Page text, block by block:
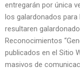
entregarán por única
los galardonados
resultaren
Reconocimientos
publicados en el Sitio
masivos de